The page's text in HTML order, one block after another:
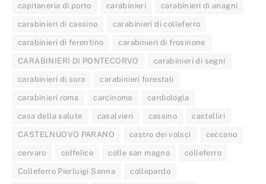
capitaneria di porto carabinieri carabinieri di anagni
carabinieri di cassino carabinieri di colleferro
carabinieri di ferentino carabinieri di frosinone
CARABINIERI DI PONTECORVO carabinieri di segni
carabinieri di sora carabinieri forestali
carabinieri roma carcinoma cardiologia
casa della salute casalvieri cassino castelliri
CASTELNUOVO PARANO castro dei volsci ceccano
cervaro colfelice colle san magno colleferro
Colleferro Pierluigi Sanna collepardo